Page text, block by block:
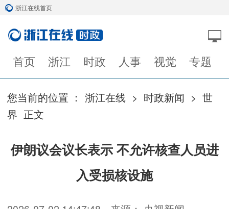
浙江在线首页
首页 浙江 时政 人事 视觉 专题
您当前的位置 ： 浙江在线 > 时政新闻 > 世
界 正文
伊朗议会议长表示 不允许核查人员进
入受损核设施